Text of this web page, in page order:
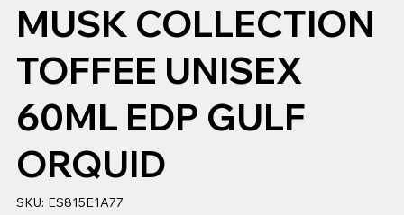
MUSK COLLECTION
TOFFEE UNISEX
60ML EDP GULF
ORQUID
SKU: SKU
ES815E1A77
ES815E1A77